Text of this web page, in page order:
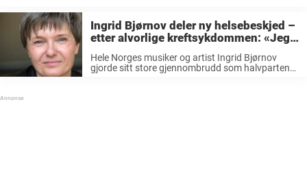
Ingrid Bjørnov deler ny helsebeskjed –
etter alvorlige kreftsykdommen: «Jeg
er…»
Hele Norges musiker og artist Ingrid Bjørnov
gjorde sitt store gjennombrudd som halvparten